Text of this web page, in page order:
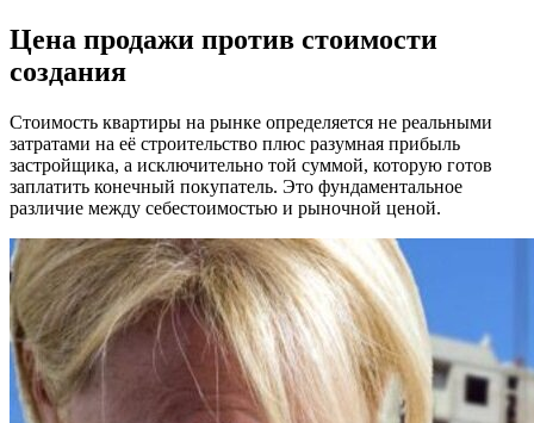
Цена продажи против стоимости
создания
Стоимость квартиры на рынке определяется не реальными
затратами на её строительство плюс разумная прибыль
застройщика, а исключительно той суммой, которую готов
заплатить конечный покупатель. Это фундаментальное
различие между себестоимостью и рыночной ценой.